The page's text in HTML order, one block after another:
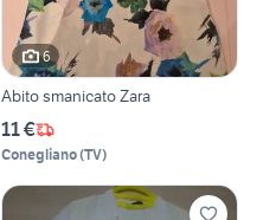
6
Abito smanicato Zara
11 €
Conegliano(TV)